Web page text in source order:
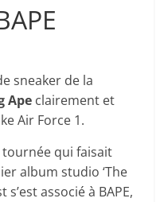
sneaker de la
Ape clairement et
Air Force 1.
tournée qui faisait
album studio ‘The
associé à BAPE,